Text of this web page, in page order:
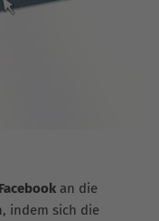
an die
indem sich die